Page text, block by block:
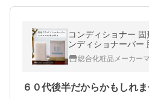
コンディショナー
ンディショナーバー
ィナブル 固形 日本
リッド 82g 防災 エ
総合化粧品メーカー